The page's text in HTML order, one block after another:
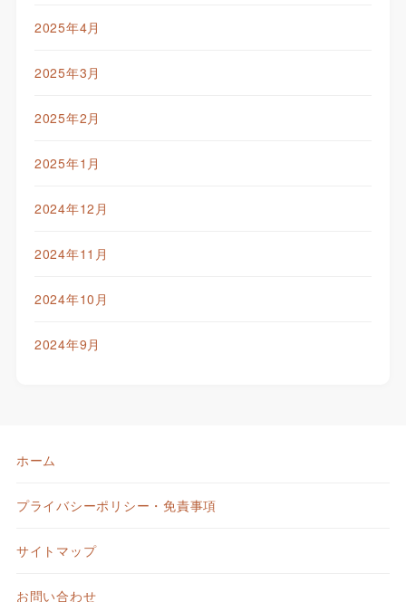
2025年4月
2025年3月
2025年2月
2025年1月
2024年12月
2024年11月
2024年10月
2024年9月
ホーム
プライバシーポリシー・免責事項
サイトマップ
お問い合わせ